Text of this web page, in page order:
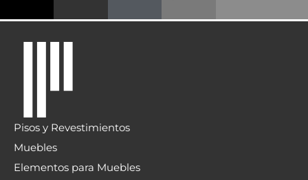
Pisos y Revestimientos
Muebles
Elementos para Muebles